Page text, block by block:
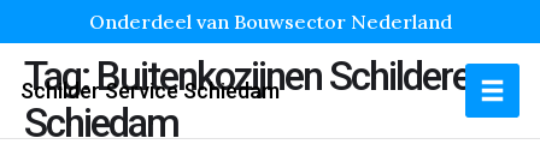
Onderdeel van Bouwsector Nederland
Schilder Service Schiedam
Tag:Buitenkozijnen Schilderen
Schiedam